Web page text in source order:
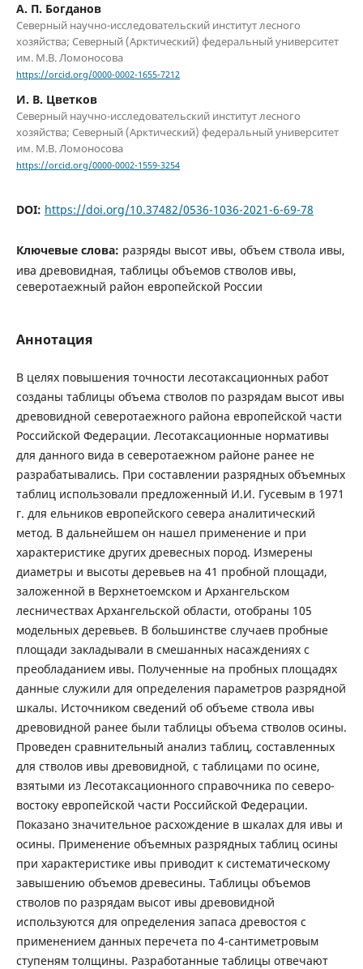
А. П. Богданов
Северный научно-исследовательский институт лесного
хозяйства; Северный (Арктический) федеральный университет
им. М.В. Ломоносова
https://orcid.org/0000-0002-1655-7212
И. В. Цветков
Северный научно-исследовательский институт лесного
хозяйства; Северный (Арктический) федеральный университет
им. М.В. Ломоносова
https://orcid.org/0000-0002-1559-3254
DOI: https://doi.org/10.37482/0536-1036-2021-6-69-78
Ключевые слова: разряды высот ивы, объем ствола ивы,
ива древовидная, таблицы объемов стволов ивы,
северотаежный район европейской России
Аннотация
В целях повышения точности лесотаксационных работ
созданы таблицы объема стволов по разрядам высот ивы
древовидной северотаежного района европейской части
Российской Федерации. Лесотаксационные нормативы
для данного вида в северотаежном районе ранее не
разрабатывались. При составлении разрядных объемных
таблиц использовали предложенный И.И. Гусевым в 1971
г. для ельников европейского севера аналитический
метод. В дальнейшем он нашел применение и при
характеристике других древесных пород. Измерены
диаметры и высоты деревьев на 41 пробной площади,
заложенной в Верхнетоемском и Архангельском
лесничествах Архангельской области, отобраны 105
модельных деревьев. В большинстве случаев пробные
площади закладывали в смешанных насаждениях с
преобладанием ивы. Полученные на пробных площадях
данные служили для определения параметров разрядной
шкалы. Источником сведений об объеме ствола ивы
древовидной ранее были таблицы объема стволов осины.
Проведен сравнительный анализ таблиц, составленных
для стволов ивы древовидной, с таблицами по осине,
взятыми из Лесотаксационного справочника по северо-
востоку европейской части Российской Федерации.
Показано значительное расхождение в шкалах для ивы и
осины. Применение объемных разрядных таблиц осины
при характеристике ивы приводит к систематическому
завышению объемов древесины. Таблицы объемов
стволов по разрядам высот ивы древовидной
используются для определения запаса древостоя с
применением данных перечета по 4-сантиметровым
ступеням толщины. Разработанные таблицы отвечают